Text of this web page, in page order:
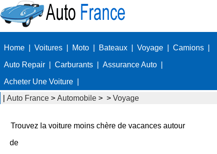
Home Voitures Moto Bateaux Voyage Camions
Auto Repair Carburants Assurance Auto
Acheter Une Voiture
Auto France > Automobile > > Voyage
Trouvez la voiture moins chère de vacances autour
de